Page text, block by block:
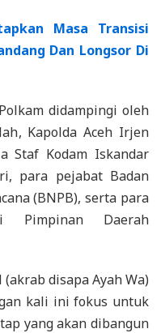
Masa Transisi
Dan Longsor Di
didampingi oleh
Kapolda Aceh Irjen
Staf Kodam Iskandar
para pejabat Badan
(BNPB), serta para
Pimpinan Daerah
disapa Ayah Wa)
kali ini fokus untuk
yang akan dibangun